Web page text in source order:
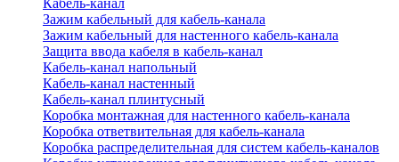
Кабель-канал
Зажим кабельный для кабель-канала
Зажим кабельный для настенного кабель-канала
Защита ввода кабеля в кабель-канал
Кабель-канал напольный
Кабель-канал настенный
Кабель-канал плинтусный
Коробка монтажная для настенного кабель-канала
Коробка ответвительная для кабель-канала
Коробка распределительная для систем кабель-каналов